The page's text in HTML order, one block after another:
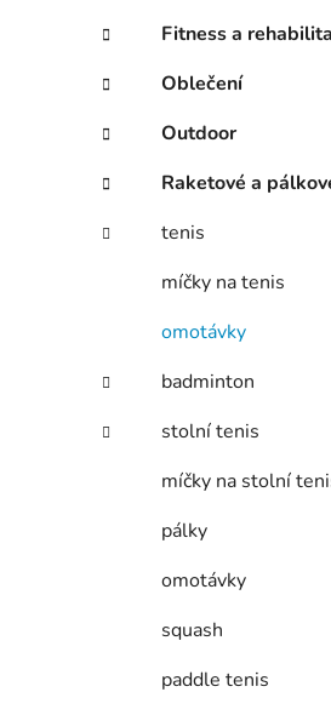
n
í
p
a
e
l
e
Fitness a
Oblečení
Outdoor
Raketové a
tenis
míčky na tenis
omotávky
badminton
stolní tenis
míčky na stolní
pálky
omotávky
squash
paddle tenis